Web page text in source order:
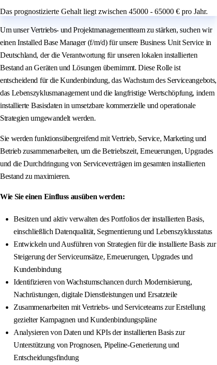
Das prognostizierte Gehalt liegt zwischen 45000 - 65000 € pro Jahr.
Um unser Vertriebs- und Projektmanagementteam zu stärken, suchen wir
einen Installed Base Manager (f/m/d) für unsere Business Unit Service in
Deutschland, der die Verantwortung für unseren lokalen installierten
Bestand an Geräten und Lösungen übernimmt. Diese Rolle ist
entscheidend für die Kundenbindung, das Wachstum des Serviceangebots,
das Lebenszyklusmanagement und die langfristige Wertschöpfung, indem
installierte Basisdaten in umsetzbare kommerzielle und operationale
Strategien umgewandelt werden.
Sie werden funktionsübergreifend mit Vertrieb, Service, Marketing und
Betrieb zusammenarbeiten, um die Betriebszeit, Erneuerungen, Upgrades
und die Durchdringung von Serviceverträgen im gesamten installierten
Bestand zu maximieren.
Wie Sie einen Einfluss ausüben werden:
Besitzen und aktiv verwalten des Portfolios der installierten Basis,
einschließlich Datenqualität, Segmentierung und Lebenszyklusstatus
Entwickeln und Ausführen von Strategien für die installierte Basis zur
Steigerung der Serviceumsätze, Erneuerungen, Upgrades und
Kundenbindung
Identifizieren von Wachstumschancen durch Modernisierung,
Nachrüstungen, digitale Dienstleistungen und Ersatzteile
Zusammenarbeiten mit Vertriebs- und Serviceteams zur Erstellung
gezielter Kampagnen und Kundenbindungspläne
Analysieren von Daten und KPIs der installierten Basis zur
Unterstützung von Prognosen, Pipeline-Generierung und
Entscheidungsfindung